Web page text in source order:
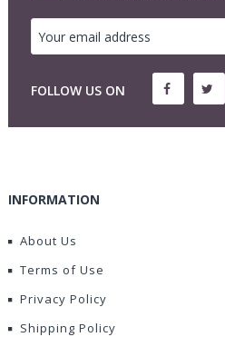
FOLLOW US ON
INFORMATION
About Us
Terms of Use
Privacy Policy
Shipping Policy